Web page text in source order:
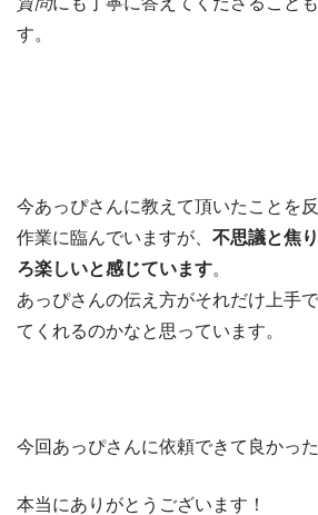
す。
今あっぴさんに教えて頂いたことを
作業に臨んでいますが、 不思議と焦
ろ楽しいと感じています。
あっぴさんの伝え方がそれだけ上手
てくれるのかなと思っています。
今回あっぴさんに依頼できて良かった
本当にありがとうございます！